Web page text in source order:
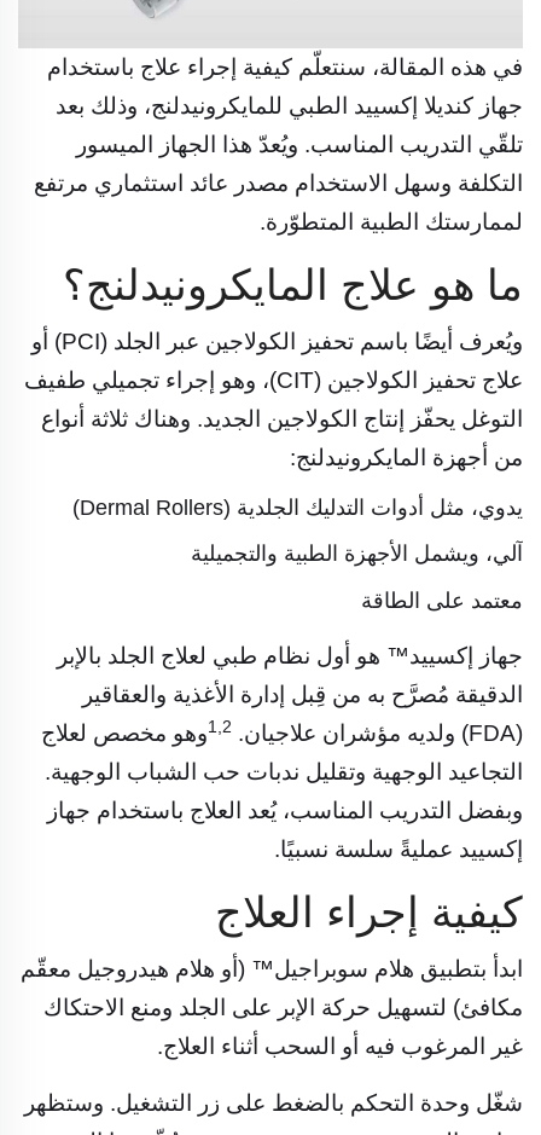
في هذه المقالة، سنتعلّم كيفية إجراء علاج باستخدام
جهاز كنديلا إكسييد الطبي للمايكرونيدلنج، وذلك بعد
تلقّي التدريب المناسب. ويُعدّ هذا الجهاز الميسور
التكلفة وسهل الاستخدام مصدر عائد استثماري مرتفع
لممارستك الطبية المتطوّرة.
ما هو علاج المايكرونيدلنج؟
ويُعرف أيضًا باسم تحفيز الكولاجين عبر الجلد (PCI) أو
علاج تحفيز الكولاجين (CIT)، وهو إجراء تجميلي طفيف
التوغل يحفّز إنتاج الكولاجين الجديد. وهناك ثلاثة أنواع
من أجهزة المايكرونيدلنج:
يدوي، مثل أدوات التدليك الجلدية (Dermal Rollers)
آلي، ويشمل الأجهزة الطبية والتجميلية
معتمد على الطاقة
جهاز إكسييد™ هو أول نظام طبي لعلاج الجلد بالإبر
الدقيقة مُصرَّح به من قِبل إدارة الأغذية والعقاقير
(FDA) ولديه مؤشران علاجيان.
1,2وهو مخصص لعلاج
التجاعيد الوجهية وتقليل ندبات حب الشباب الوجهية.
وبفضل التدريب المناسب، يُعد العلاج باستخدام جهاز
إكسييد عمليةً سلسة نسبيًا.
كيفية إجراء العلاج
ابدأ بتطبيق هلام سوبراجيل™ (أو هلام هيدروجيل معقّم
مكافئ) لتسهيل حركة الإبر على الجلد ومنع الاحتكاك
غير المرغوب فيه أو السحب أثناء العلاج.
شغّل وحدة التحكم بالضغط على زر التشغيل. وستظهر